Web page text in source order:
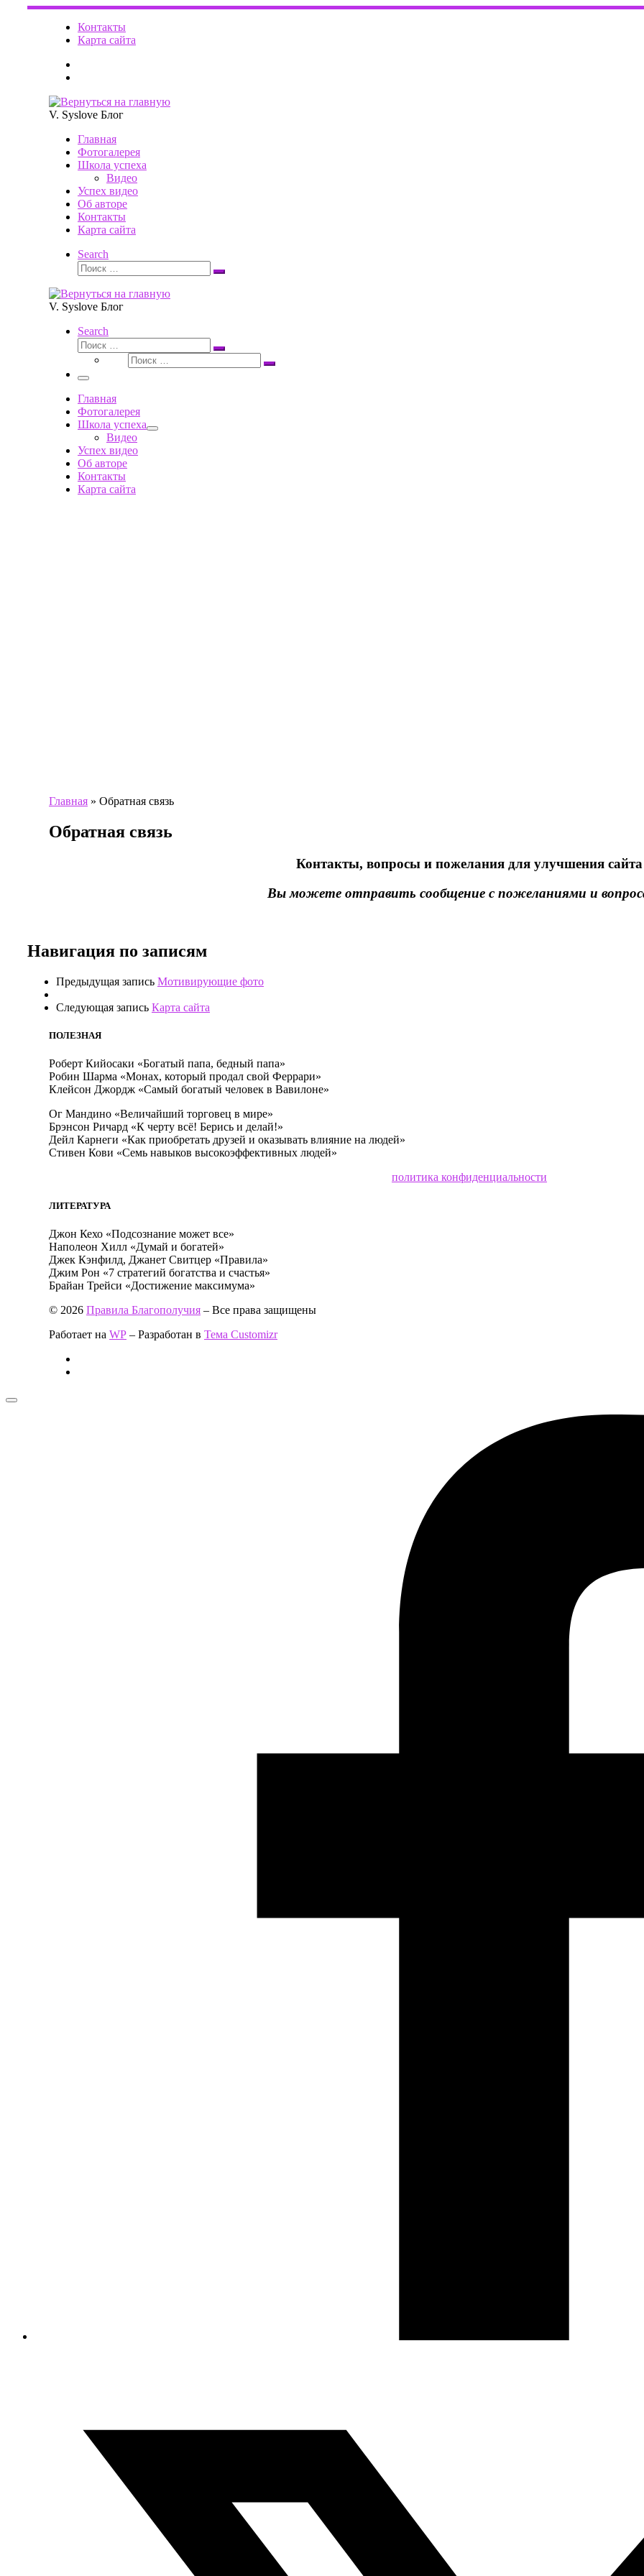
Перейти
содержимому
Контакты
Карта сайта
V. Syslove Блог
Главная
Фотогалерея
Школа успеха
Видео
Успех видео
Об авторе
Контакты
Карта сайта
Search
Поиск
Поиск
V. Syslove Блог
Search
Поиск
Поиск
Поиск
Поиск
Меню
Главная
Фотогалерея
Школа успеха
Видео
Успех видео
Об авторе
Контакты
Карта сайта
Главная » Обратная связь
Обратная связь
Контакты, вопросы и пожелания для улучшения сайта
Вы можете отправить сообщение с пожеланиями и
Навигация по записям
Предыдущая запись Мотивирующие фото
Следующая запись Карта сайта
ПОЛЕЗНАЯ
Роберт Кийосаки «Богатый папа, бедный папа»
Робин Шарма «Монах, который продал свой Феррари»
Клейсон Джордж «Самый богатый человек в Вавилоне»
Ог Мандино «Величайший торговец в мире»
Брэнсон Ричард «К черту всё! Берись и делай!»
Дейл Карнеги «Как приобретать друзей и оказывать влияние на людей»
Стивен Кови «Семь навыков высокоэффективных людей»
политика конфиденциальности
ЛИТЕРАТУРА
Джон Кехо «Подсознание может все»
Наполеон Хилл «Думай и богатей»
Джек Кэнфилд, Джанет Свитцер «Правила»
Джим Рон «7 стратегий богатства и счастья»
Брайан Трейси «Достижение максимума»
© 2026 Правила Благополучия – Все права защищены
Работает на WP – Разработан в Тема Customizr